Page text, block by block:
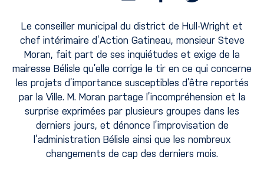
Le conseiller municipal du district de Hull-Wright et
chef intérimaire d’Action Gatineau, monsieur Steve
Moran, fait part de ses inquiétudes et exige de la
mairesse Bélisle qu’elle corrige le tir en ce qui concerne
les projets d’importance susceptibles d’être reportés
par la Ville. M. Moran partage l’incompréhension et la
surprise exprimées par plusieurs groupes dans les
derniers jours, et dénonce l’improvisation de
l’administration Bélisle ainsi que les nombreux
changements de cap des derniers mois.